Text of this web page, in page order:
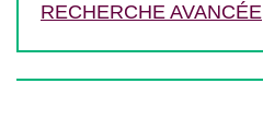
RECHERCHE AVANCÉE